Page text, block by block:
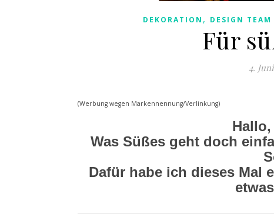
DEKORATION , DESIGN TEAM
Für
4.
(Werbung wegen Markennennung/Verlinkung)
Was Süßes geht doch
Dafür habe ich dieses Mal